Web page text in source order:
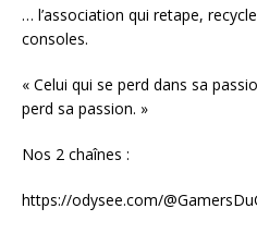
… l’association qui retape,
consoles.
« Celui qui se perd dans sa
perd sa passion. »
Nos 2 chaînes :
https://odysee.com/